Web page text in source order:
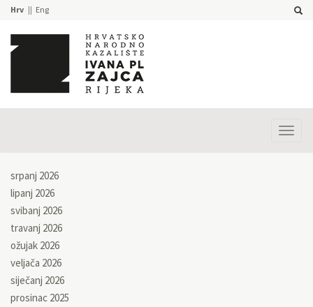
Hrv Eng
srpanj 2026
lipanj 2026
svibanj 2026
travanj 2026
ožujak 2026
veljača 2026
siječanj 2026
prosinac 2025